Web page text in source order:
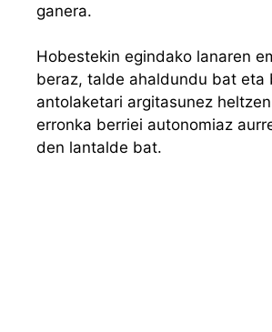
ganera.
Hobestekin egindako lanaren
beraz, talde ahaldundu bat eta
antolaketari argitasunez
erronka berriei autonomiaz
den lantalde bat.